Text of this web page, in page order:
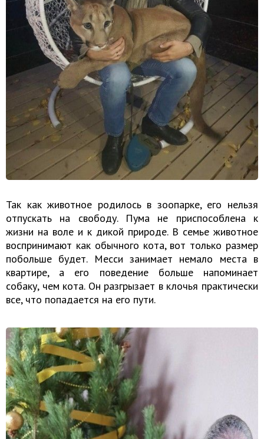
Так как животное родилось в зоопарке, его нельзя
отпускать на свободу. Пума не приспособлена к
жизни на воле и к дикой природе. В семье животное
воспринимают как обычного кота, вот только размер
побольше будет. Месси занимает немало места в
квартире, а его поведение больше напоминает
собаку, чем кота. Он разгрызает в клочья практически
все, что попадается на его пути.